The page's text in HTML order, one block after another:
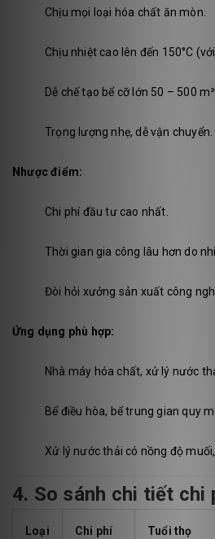
Chịu mọi loại hóa chất ăn mòn.
Chịu nhiệt cao lên đến 150°C
Dễ chế tạo bể cỡ lớn 50 – 500
Trọng lượng nhẹ, dễ vận chuyển.
Nhược điểm:
Chi phí đầu tư cao nhất.
Thời gian gia công lâu hơn do
Đòi hỏi xưởng sản xuất công
Ứng dụng phù hợp:
Nhà máy hóa chất, xử lý nước
Bể điều hòa, bể trung gian quy
Xử lý nước thải có nồng độ
4. So sánh chi tiết chi
Loại
Chi phí
Tuổi thọ